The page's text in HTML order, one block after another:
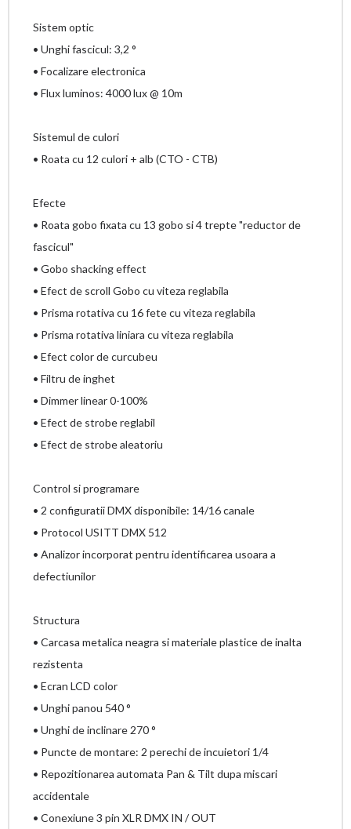
Sistem optic
• Unghi fascicul: 3,2 °
• Focalizare electronica
• Flux luminos: 4000 lux @ 10m
Sistemul de culori
• Roata cu 12 culori + alb (CTO - CTB)
Efecte
• Roata gobo fixata cu 13 gobo si 4 trepte "reductor de
fascicul"
• Gobo shacking effect
• Efect de scroll Gobo cu viteza reglabila
• Prisma rotativa cu 16 fete cu viteza reglabila
• Prisma rotativa liniara cu viteza reglabila
• Efect color de curcubeu
• Filtru de inghet
• Dimmer linear 0-100%
• Efect de strobe reglabil
• Efect de strobe aleatoriu
Control si programare
• 2 configuratii DMX disponibile: 14/16 canale
• Protocol USITT DMX 512
• Analizor incorporat pentru identificarea usoara a
defectiunilor
Structura
• Carcasa metalica neagra si materiale plastice de inalta
rezistenta
• Ecran LCD color
• Unghi panou 540 °
• Unghi de inclinare 270 °
• Puncte de montare: 2 perechi de incuietori 1/4
• Repozitionarea automata Pan & Tilt dupa miscari
accidentale
• Conexiune 3 pin XLR DMX IN / OUT